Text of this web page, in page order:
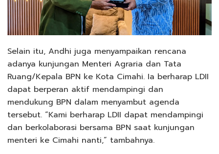
Selain itu, Andhi juga menyampaikan rencana
adanya kunjungan Menteri Agraria dan Tata
Ruang/Kepala BPN ke Kota Cimahi. Ia berharap LDII
dapat berperan aktif mendampingi dan
mendukung BPN dalam menyambut agenda
tersebut. “Kami berharap LDII dapat mendampingi
dan berkolaborasi bersama BPN saat kunjungan
menteri ke Cimahi nanti,” tambahnya.